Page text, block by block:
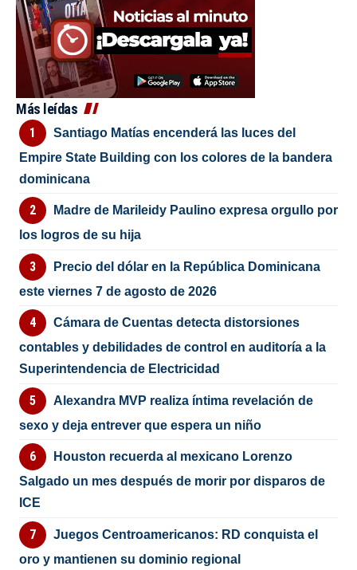
Más leídas
Santiago Matías encenderá las luces del
Empire State Building con los colores de la bandera
dominicana
Madre de Marileidy Paulino expresa orgullo por
los logros de su hija
Precio del dólar en la República Dominicana
este viernes 7 de agosto de 2026
Cámara de Cuentas detecta distorsiones
contables y debilidades de control en auditoría a la
Superintendencia de Electricidad
Alexandra MVP realiza íntima revelación de
sexo y deja entrever que espera un niño
Houston recuerda al mexicano Lorenzo
Salgado un mes después de morir por disparos de
ICE
Juegos Centroamericanos: RD conquista el
oro y mantienen su dominio regional